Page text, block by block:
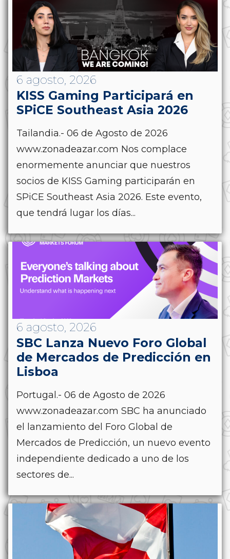
6 agosto, 2026
KISS Gaming Participará en
SPiCE Southeast Asia 2026
Tailandia.- 06 de Agosto de 2026
www.zonadeazar.com Nos complace
enormemente anunciar que nuestros
socios de KISS Gaming participarán en
SPiCE Southeast Asia 2026. Este evento,
que tendrá lugar los días...
6 agosto, 2026
SBC Lanza Nuevo Foro Global
de Mercados de Predicción en
Lisboa
Portugal.- 06 de Agosto de 2026
www.zonadeazar.com SBC ha anunciado
el lanzamiento del Foro Global de
Mercados de Predicción, un nuevo evento
independiente dedicado a uno de los
sectores de...